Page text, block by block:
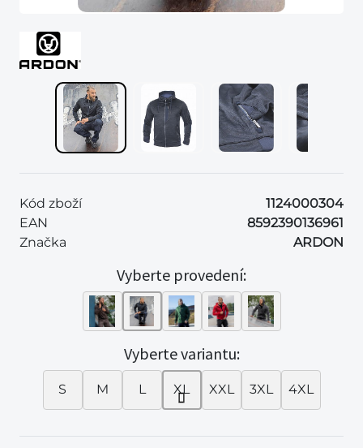
Kód zboží
1124000304
EAN
8592390136961
Značka
ARDON
Vyberte provedení:
Vyberte variantu:
S M L XL XXL 3XL 4XL